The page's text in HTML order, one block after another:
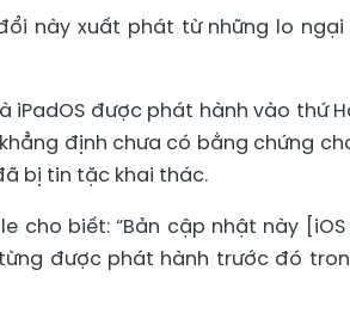
này xuất phát từ những lo ngại
được phát hành vào thứ
định chưa có bằng chứng
bị tin tặc khai thác.
biết: “Bản cập nhật này [iOS
được phát hành trước đó